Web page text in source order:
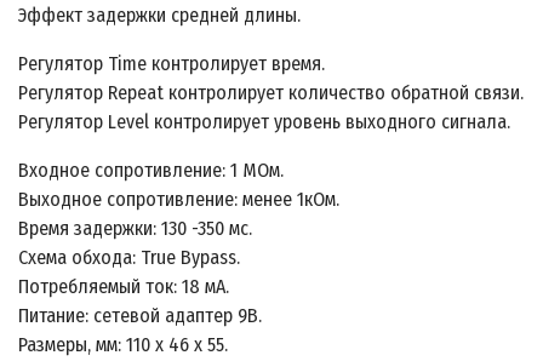
Эффект задержки средней длины.
Регулятор Time контролирует время.
Регулятор Repeat контролирует количество обратной связи.
Регулятор Level контролирует уровень выходного сигнала.
Входное сопротивление: 1 МОм.
Выходное сопротивление: менее 1кОм.
Время задержки: 130 -350 мс.
Схема обхода: True Bypass.
Потребляемый ток: 18 мА.
Питание: сетевой адаптер 9В.
Размеры, мм: 110 х 46 х 55.